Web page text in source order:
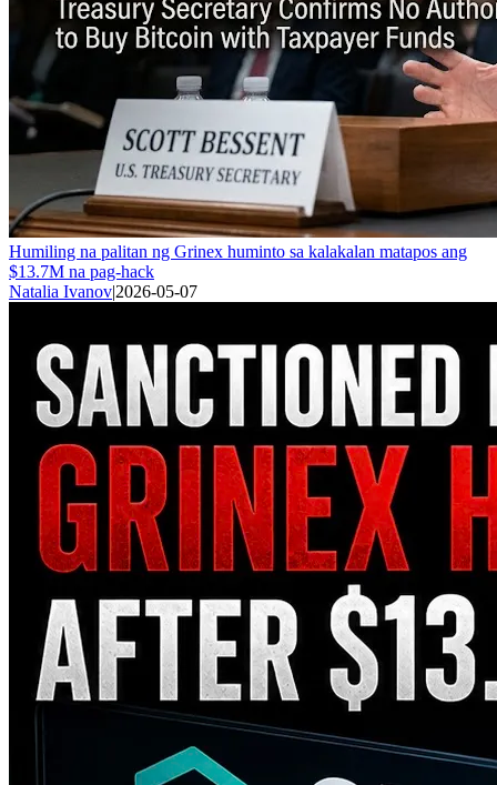
Humiling na palitan ng Grinex huminto sa kalakalan matapos ang
$13.7M na pag-hack
Natalia Ivanov|2026-05-07